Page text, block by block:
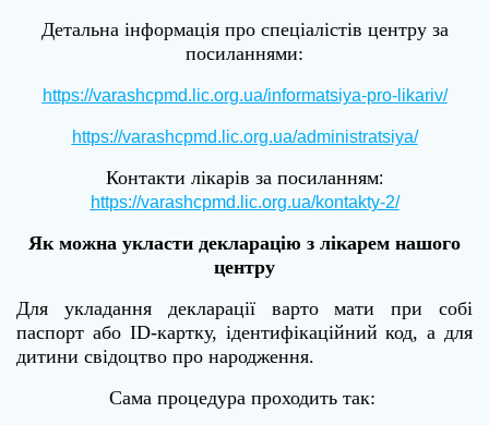
Детальна інформація про спеціалістів центру за
посиланнями:
https://varashcpmd.lic.org.ua/informatsiya-pro-likariv/
https://varashcpmd.lic.org.ua/administratsiya/
Контакти лікарів за посиланням:
https://varashcpmd.lic.org.ua/kontakty-2/
Як можна укласти декларацію з лікарем нашого
центру
Для укладання декларації варто мати при собі
паспорт або ID-картку, ідентифікаційний код, а для
дитини свідоцтво про народження.
Сама процедура проходить так: